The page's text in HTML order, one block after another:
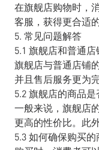
在旗舰店购物时，
客服，获得更合适的
5. 常见问题解答
5.1 旗舰店和普通
旗舰店与普通店铺
并且售后服务更为完
5.2 旗舰店的商品是
一般来说，旗舰店
更高的性价比。此
5.3 如何确保购买的